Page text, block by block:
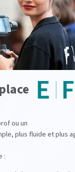
ils ont créé
Tip’Off